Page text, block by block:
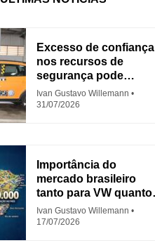
Excesso de confiança
nos recursos de
segurança pode
aumentar acidentes
Ivan Gustavo Willemann
31/07/2026
Importância do
mercado brasileiro
tanto para VW quanto
para Fiat
Ivan Gustavo Willemann
17/07/2026